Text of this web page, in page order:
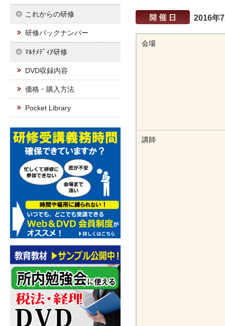
これからの研修
研修バックナンバー
ﾏﾙﾁﾒﾃﾞｨｱ研修
DVD収録内容
価格・購入方法
Pocket Library
2016年
会場
講師